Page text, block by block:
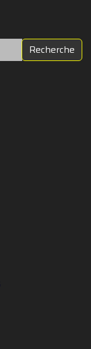
Recherche